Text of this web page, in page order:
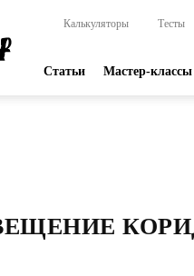
Калькуляторы Тесты
Статьи Мастер-классы